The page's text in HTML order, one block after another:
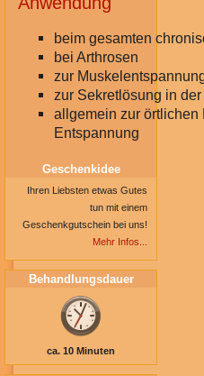
beim gesamten
bei Arthrosen
zur
zur Sekretlösung in
allgemein zur örtlichen
Entspannung
Geschenkidee
Ihren Liebsten etwas Gutes
tun mit einem
Geschenkgutschein bei uns!
Mehr Infos...
Behandlungsdauer
ca. 10 Minuten